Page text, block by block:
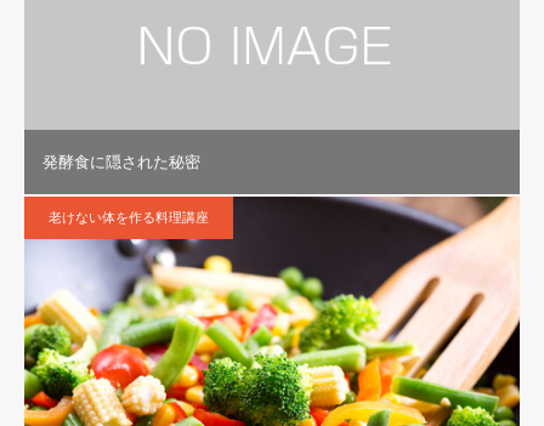
発酵食に隠された秘密
老けない体を作る料理講座